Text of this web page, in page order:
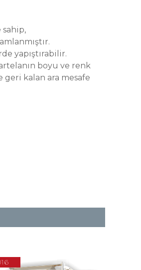
yapıştırabilir.
boyu ve renk
kalan ara mesafe